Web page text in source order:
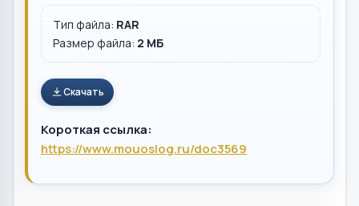
Тип файла: RAR
Размер файла: 2 MБ
Скачать
Короткая ссылка:
https://www.mouoslog.ru/doc3569